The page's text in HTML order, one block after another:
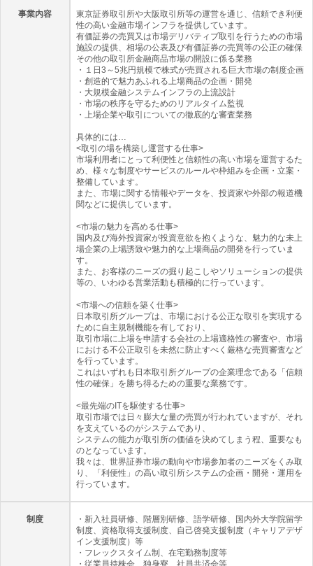
事業内容
東京証券取引所や大阪取引所等の運営を通じ、信頼でき利便
性の高い金融市場インフラを提供しています。
有価証券の売買又は市場デリバティブ取引を行うための市場
施設の提供、相場の公表及び有価証券の売買等の公正の確保
その他の取引所金融商品市場の開設に係る業務
・１日3～5兆円規模で株式が売買される巨大市場の制度企画
・創造的で魅力あふれる上場商品の企画・開発
・大規模金融システムインフラの上流設計
・市場の秩序を守るためのリアルタイム監視
・上場企業や取引についての徹底的な審査業務
具体的には…
<取引の場を構築し運営する仕事>
市場利用者にとって利便性と信頼性の高い市場を運営するた
め、様々な制度やサービスのルールや枠組みを企画・立案・
整備しています。
また、市場に関する情報やデータを、投資家や外部の報道機
関などに提供しています。
<市場の魅力を高める仕事>
国内及び海外投資家が投資意欲を抱くような、魅力的な未上
場企業の上場誘致や魅力的な上場商品の開発を行っていま
す。
また、お客様のニーズの掘り起こしやソリューションの提供
等の、いわゆる営業活動も積極的に行っています。
<市場への信頼を築く仕事>
日本取引所グループは、市場における公正な取引を実現する
ために自主規制機能を有しており、
取引市場に上場を申請する会社の上場適格性の審査や、市場
における不公正取引を未然に防止すべく厳格な売買審査など
を行っています。
これはいずれも日本取引所グループの企業理念である「信頼
性の確保」を勝ち得るための重要な業務です。
<最先端のITを駆使する仕事>
取引市場では日々膨大な量の売買が行われていますが、それ
を支えているのがシステムであり、
システムの能力が取引所の価値を決めてしまう程、重要なも
のとなっています。
我々は、世界証券市場の動向や市場参加者のニーズをくみ取
り、「利便性」の高い取引所システムの企画・開発・運用を
行っています。
制度
・新入社員研修、階層別研修、語学研修、国内外大学院留学
制度、資格取得支援制度、自己啓発支援制度（キャリアデザ
イン支援制度）等
・フレックスタイム制、在宅勤務制度等
・従業員持株会、独身寮、社員共済会等